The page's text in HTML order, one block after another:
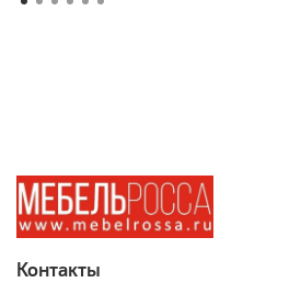
Контакты